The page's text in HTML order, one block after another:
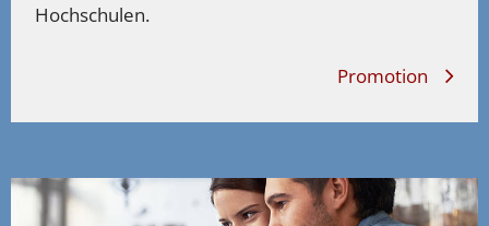
Hochschulen.
Promotion